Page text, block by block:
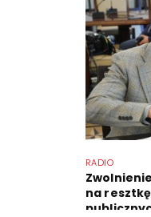
RADIO
na